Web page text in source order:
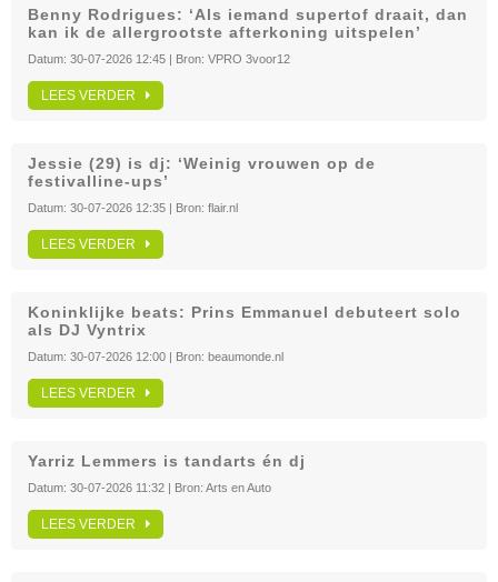
Benny Rodrigues: ‘Als iemand supertof draait, dan
kan ik de allergrootste afterkoning uitspelen’
Datum: 30-07-2026 12:45 | Bron: VPRO 3voor12
LEES VERDER
Jessie (29) is dj: ‘Weinig vrouwen op de
festivalline-ups’
Datum: 30-07-2026 12:35 | Bron: flair.nl
LEES VERDER
Koninklijke beats: Prins Emmanuel debuteert solo
als DJ Vyntrix
Datum: 30-07-2026 12:00 | Bron: beaumonde.nl
LEES VERDER
Yarriz Lemmers is tandarts én dj
Datum: 30-07-2026 11:32 | Bron: Arts en Auto
LEES VERDER